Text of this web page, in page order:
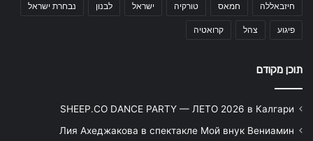
חיזבאללה חמאס טורקיה ישראל לבנון נבחרת ישראל
פיגוע צהל קרואטיה
תוכן מקודם
SHEEP.CO DANCE PARTY — ЛЕТО 2026 в Калгари
Лия Ахеджакова в спектакле Мой внук Вениамин